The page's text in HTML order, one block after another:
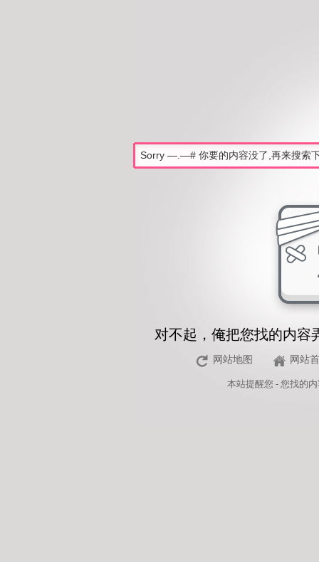
对不起，俺把您找的内容
网站地图 网站
本站提醒您 - 您找的